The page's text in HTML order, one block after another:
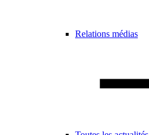
Relations médias